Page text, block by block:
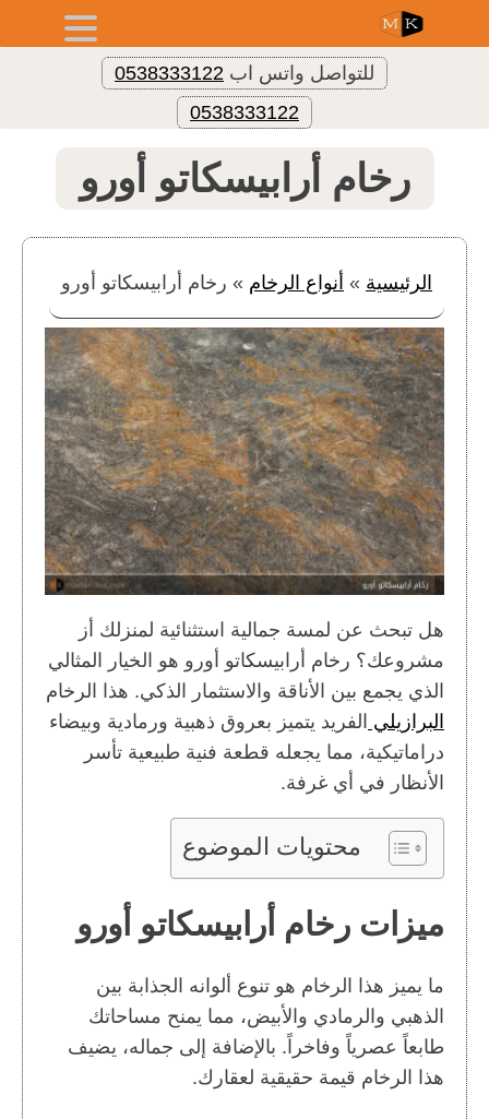
للتواصل واتس اب 0538333122
0538333122
رخام أرابيسكاتو أورو
الرئيسية » أنواع الرخام » رخام أرابيسكاتو أورو
هل تبحث عن لمسة جمالية استثنائية لمنزلك أز
مشروعك؟ رخام أرابيسكاتو أورو هو الخيار المثالي
الذي يجمع بين الأناقة والاستثمار الذكي. هذا الرخام
البرازيلي الفريد يتميز بعروق ذهبية ورمادية وبيضاء
دراماتيكية، مما يجعله قطعة فنية طبيعية تأسر
الأنظار في أي غرفة.
محتويات الموضوع
ميزات رخام أرابيسكاتو أورو
ما يميز هذا الرخام هو تنوع ألوانه الجذابة بين
الذهبي والرمادي والأبيض، مما يمنح مساحاتك
طابعاً عصرياً وفاخراً. بالإضافة إلى جماله، يضيف
هذا الرخام قيمة حقيقية لعقارك.